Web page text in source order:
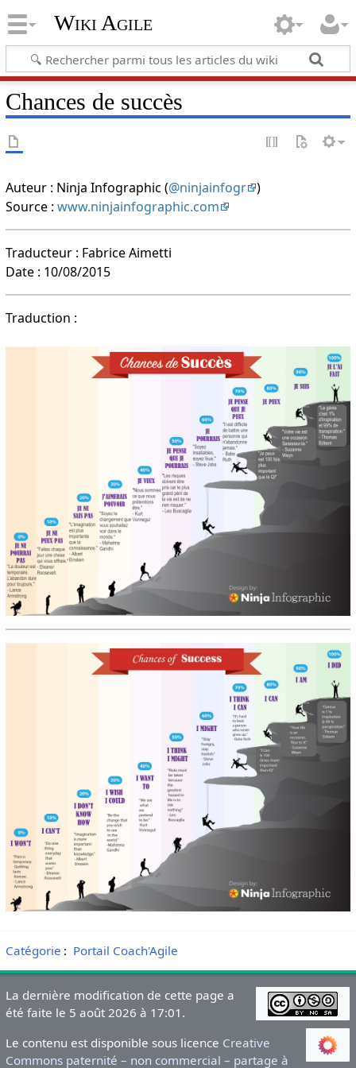
Wiki Agile
Chances de succès
Auteur : Ninja Infographic (@ninjainfogr )
Source : www.ninjainfographic.com
Traducteur : Fabrice Aimetti
Date : 10/08/2015
Traduction :
Catégorie : Portail Coach'Agile
La dernière modification de cette page a
été faite le 5 août 2026 à 17:01.
Le contenu est disponible sous licence Creative
Commons paternité – non commercial – partage à